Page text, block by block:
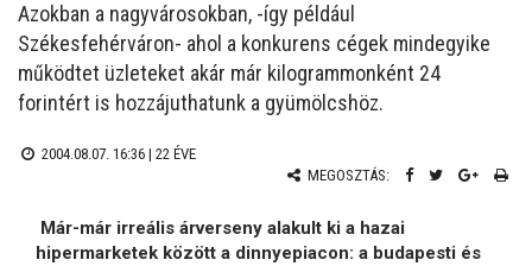
Azokban a nagyvárosokban, -így például
Székesfehérváron- ahol a konkurens cégek mindegyike
működtet üzleteket akár már kilogrammonként 24
forintért is hozzájuthatunk a gyümölcshöz.
2004.08.07. 16:36 | 22 ÉVE
MEGOSZTÁS:
Már-már irreális árverseny alakult ki a hazai
hipermarketek között a dinnyepiacon: a budapesti és